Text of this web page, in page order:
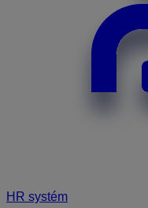
HR systém